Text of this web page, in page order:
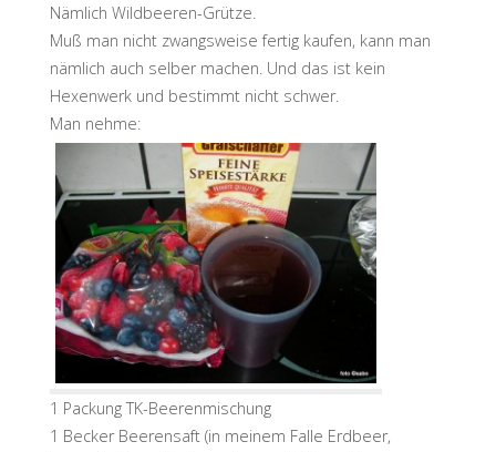
Nämlich Wildbeeren-Grütze.
Muß man nicht zwangsweise fertig kaufen, kann man
nämlich auch selber machen. Und das ist kein
Hexenwerk und bestimmt nicht schwer.
Man nehme:
1 Packung TK-Beerenmischung
1 Becker Beerensaft (in meinem Falle Erdbeer,